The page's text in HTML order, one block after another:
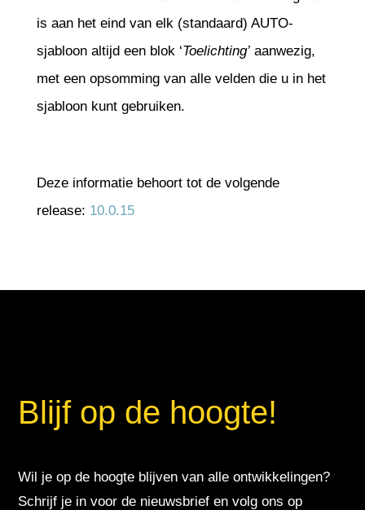
is aan het eind van elk (standaard) AUTO-
sjabloon altijd een blok ‘Toelichting’aanwezig,
met een opsomming van alle velden die u in het
sjabloon kunt gebruiken.
Deze informatie behoort tot de volgende
release: 10.0.15
Blijf op de hoogte!
Wil je op de hoogte blijven van alle ontwikkelingen?
Schrijf je in voor de nieuwsbrief en volg ons op